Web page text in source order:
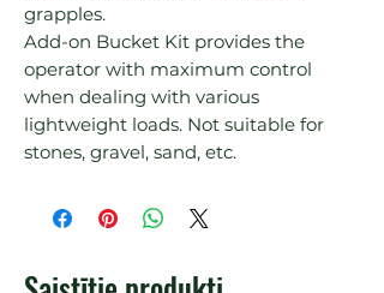
grapples.
Add-on Bucket Kit provides the
operator with maximum control
when dealing with various
lightweight loads. Not suitable for
stones, gravel, sand, etc.